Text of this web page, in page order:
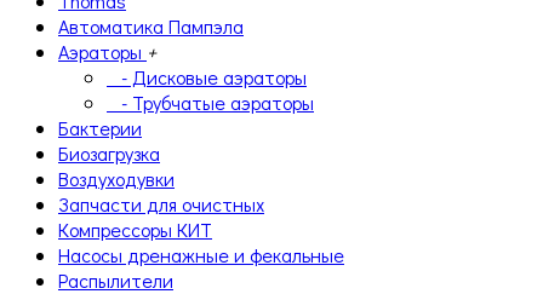
Автоматика Пампэла
Аэраторы +
- Дисковые аэраторы
- Трубчатые аэраторы
Бактерии
Биозагрузка
Воздуходувки
Запчасти для очистных
Компрессоры КИТ
Насосы дренажные и фекальные
Распылители